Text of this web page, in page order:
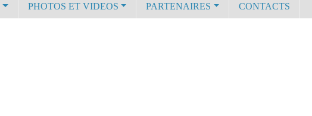
PHOTOS ET VIDEOS PARTENAIRES CONTACTS